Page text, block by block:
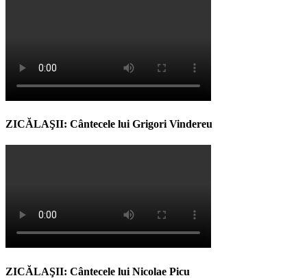
ZICĂLAŞII: Cântecele lui Grigori Vindereu
ZICĂLAŞII: Cântecele lui Nicolae Picu